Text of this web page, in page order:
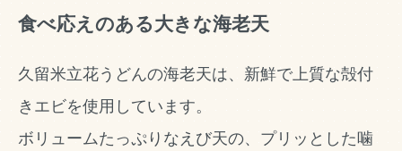
食べ応えのある大きな海老天
久留米立花うどんの海老天は、新鮮で上質な殻付
きエビを使用しています。
ボリュームたっぷりなえび天の、プリッとした噛